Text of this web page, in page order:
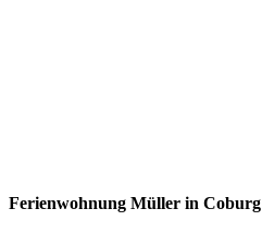
Ferienwohnung Müller in Coburg